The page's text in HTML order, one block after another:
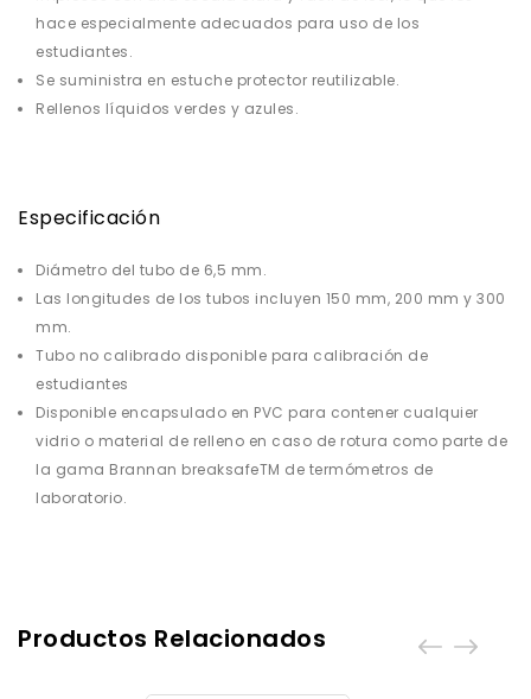
hace especialmente adecuados para uso de los
estudiantes.
Se suministra en estuche protector reutilizable.
Rellenos líquidos verdes y azules.
Especificación
Diámetro del tubo de 6,5 mm.
Las longitudes de los tubos incluyen 150 mm, 200 mm y 300
mm.
Tubo no calibrado disponible para calibración de
estudiantes
Disponible encapsulado en PVC para contener cualquier
vidrio o material de relleno en caso de rotura como parte de
la gama Brannan breaksafeTM de termómetros de
laboratorio.
Productos Relacionados